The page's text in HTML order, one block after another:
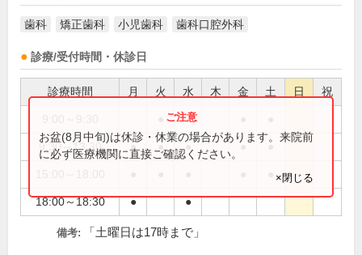
歯科 矯正歯科 小児歯科 歯科口腔外科
診療/受付時間・休診日
診療時間 月 火 水 木 金 土 日 祝
9:30～13:30 ● ● ● ● ●
18:00～18:30 ● ●
お盆(8月中旬)は休診・休業の場合があります。来院前
に必ず医療機関に直接ご確認ください。
×閉じる
備考: 「土曜日は17時まで」